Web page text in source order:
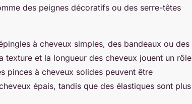
des peignes décoratifs ou des serre-têtes
à cheveux simples, des bandeaux ou des
texture et la longueur des cheveux jouent un rôle
pinces à cheveux solides peuvent être
épais, tandis que des élastiques sont plus